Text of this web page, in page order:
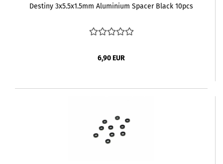
Destiny 3x5.5x1.5mm Aluminium Spacer Black 10pcs
6,90 EUR